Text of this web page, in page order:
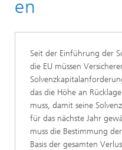
en
Seit der Einführung der
die EU müssen
das die Höhe an
muss, damit seine
für das nächste Jahr
muss die Bestimmung
Basis der gesamten